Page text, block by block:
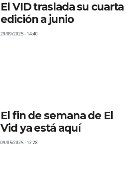
El VID traslada su cuarta
edición a junio
29/09/2025 - 14:40
El fin de semana de El
Vid ya está aquí
09/05/2025 - 12:28